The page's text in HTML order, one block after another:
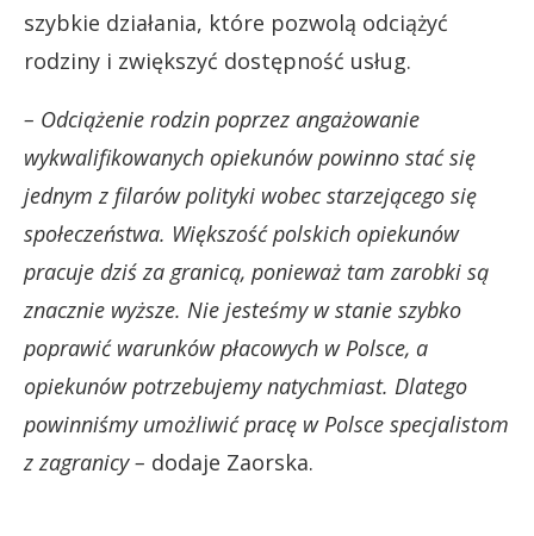
szybkie działania, które pozwolą odciążyć
rodziny i zwiększyć dostępność usług.
– Odciążenie rodzin poprzez angażowanie
wykwalifikowanych opiekunów powinno stać się
jednym z filarów polityki wobec starzejącego się
społeczeństwa. Większość polskich opiekunów
pracuje dziś za granicą, ponieważ tam zarobki są
znacznie wyższe. Nie jesteśmy w stanie szybko
poprawić warunków płacowych w Polsce, a
opiekunów potrzebujemy natychmiast. Dlatego
powinniśmy umożliwić pracę w Polsce specjalistom
z zagranicy – dodaje Zaorska.